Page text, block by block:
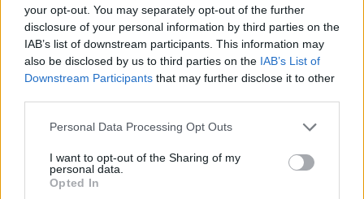
your opt-out. You may separately opt-out of the further
disclosure of your personal information by third parties on the
IAB’s list of downstream participants. This information may
also be disclosed by us to third parties on the IAB’s List of
Downstream Participants that may further disclose it to other
Please note that this website/app uses one or more Google
not limited to your visit or usage behaviour. You may click to
grant or deny consent to Google and its third-party tags to
use your data for below specified purposes in below Google
Personal Data Processing Opt Outs
I want to opt-out of the Sharing of my
personal data.
Opted In
2000 /2000
Υποβολή σχολίου
Πολιτική Απορρήτου&Όροι Χρήσηςτης Google.